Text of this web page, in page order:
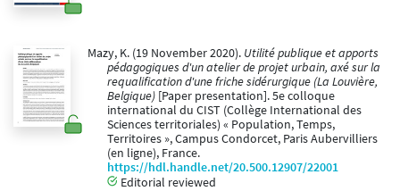
Mazy, K. (19 November 2020). Utilité publique et apports
pédagogiques d'un atelier de projet urbain, axé sur la
requalification d'une friche sidérurgique (La Louvière,
Belgique) [Paper presentation]. 5e colloque
international du CIST (Collège International des
Sciences territoriales) « Population, Temps,
Territoires », Campus Condorcet, Paris Aubervilliers
(en ligne), France.
https://hdl.handle.net/20.500.12907/22001
Editorial reviewed